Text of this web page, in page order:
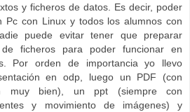
y ficheros de datos. Es decir, poder
Pc con Linux y todos los alumnos con
puede evitar tener que preparar
ficheros para poder funcionar en
Por orden de importancia yo llevo
en odp, luego un PDF (con
muy bien), un ppt (siempre con
y movimiento de imágenes) y